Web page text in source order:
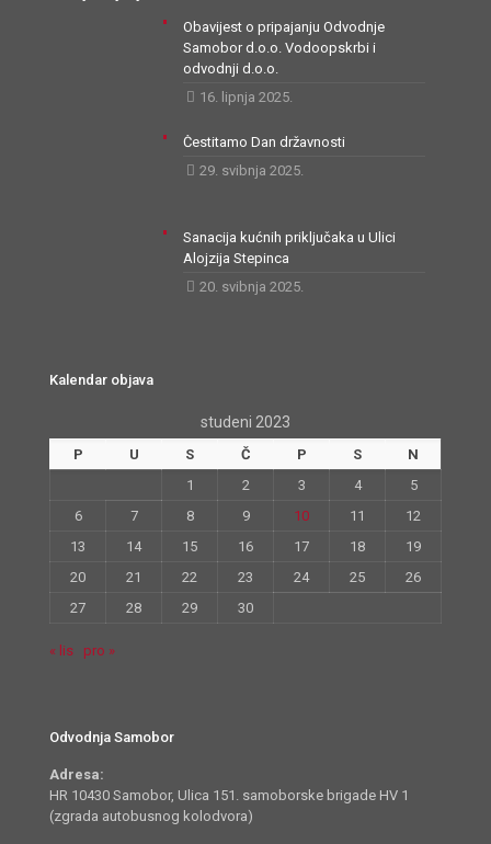
Obavijest o pripajanju Odvodnje
Samobor d.o.o. Vodoopskrbi i
odvodnji d.o.o.
16. lipnja 2025.
Čestitamo Dan državnosti
29. svibnja 2025.
Sanacija kućnih priključaka u Ulici
Alojzija Stepinca
20. svibnja 2025.
Kalendar objava
studeni 2023
P U S Č P S
N
1
2 3 4
5
6
7 8 9 10 11
12
13
14 15 16 17 18
19
20
21 22 23 24 25
26
27
28 29 30
« lis pro »
Odvodnja Samobor
Adresa:
HR 10430 Samobor, Ulica 151. samoborske brigade HV 1
(zgrada autobusnog kolodvora)